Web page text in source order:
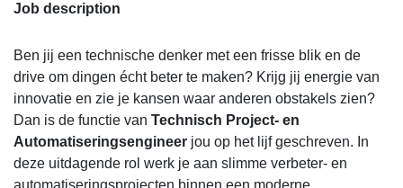
Job description
Ben jij een technische denker met een frisse blik en de
drive om dingen écht beter te maken? Krijg jij energie van
innovatie en zie je kansen waar anderen obstakels zien?
Dan is de functie van Technisch Project- en
Automatiseringsengineer jou op het lijf geschreven. In
deze uitdagende rol werk je aan slimme verbeter- en